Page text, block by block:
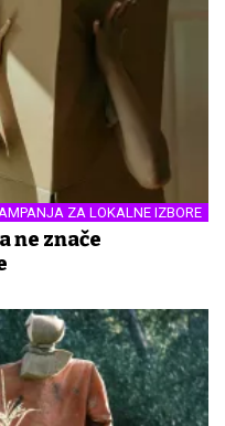
ZA LOKALNE IZBORE
ne znače